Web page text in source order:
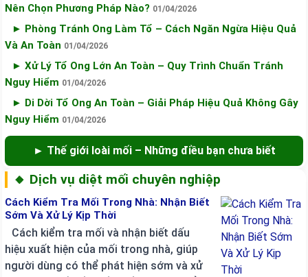
Nên Chọn Phương Pháp Nào? 01/04/2026
► Phòng Tránh Ong Làm Tổ – Cách Ngăn Ngừa Hiệu Quả
Và An Toàn 01/04/2026
► Xử Lý Tổ Ong Lớn An Toàn – Quy Trình Chuẩn Tránh
Nguy Hiểm 01/04/2026
► Di Dời Tổ Ong An Toàn – Giải Pháp Hiệu Quả Không Gây
Nguy Hiểm 01/04/2026
► Thế giới loài mối – Những điều bạn chưa biết
🔸 Dịch vụ diệt mối chuyên nghiệp
Cách Kiểm Tra Mối Trong Nhà: Nhận Biết
Sớm Và Xử Lý Kịp Thời
Cách kiểm tra mối và nhận biết dấu
hiệu xuất hiện của mối trong nhà, giúp
người dùng có thể phát hiện sớm và xử